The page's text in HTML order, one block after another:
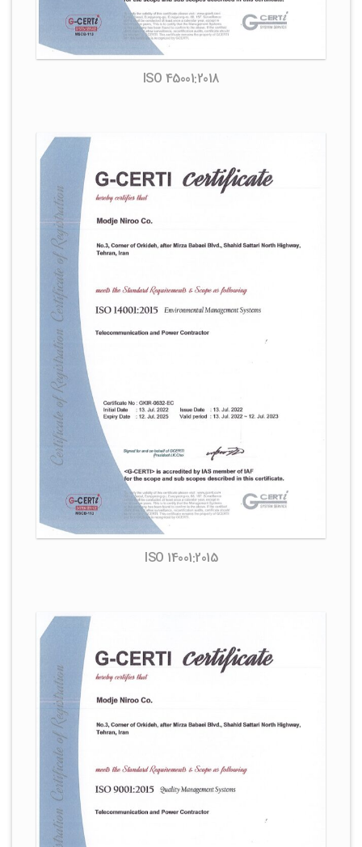
ISO 45001:2018
ISO 14001:2015